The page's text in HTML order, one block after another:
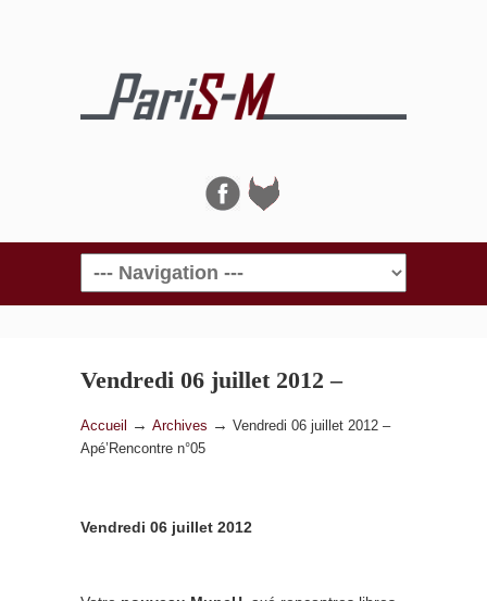
Navigation
Vendredi 06 juillet 2012 –
Apé’Rencontre n°05
Accueil → Archives → Vendredi 06 juillet 2012 –
Apé’Rencontre n°05
Vendredi 06 juillet 2012